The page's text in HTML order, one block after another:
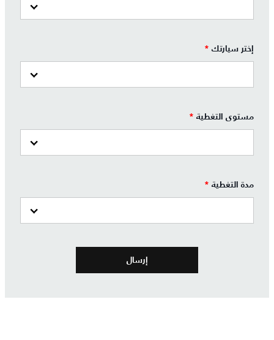
إختر سيارتك *
مستوى التغطية *
مدة التغطية *